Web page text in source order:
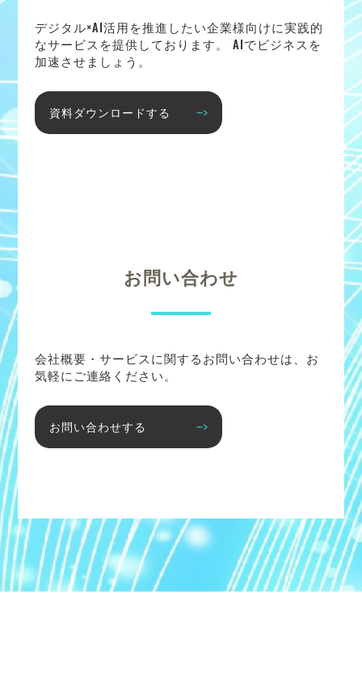
デジタル×AI活用を推進したい企業様向けに実践的
なサービスを提供しております。 AIでビジネスを
加速させましょう。
資料ダウンロードする
お問い合わせ
会社概要・サービスに関するお問い合わせは、お
気軽にご連絡ください。
お問い合わせする